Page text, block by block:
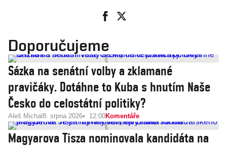
Doporučujeme
Sázka na senátní volby a zklamané
pravičáky. Dotáhne to Kuba s hnutím Naše
Česko do celostátní politiky?
Aleš Michal 8. srpna 2026 12:00Komentáře
Magyarova Tisza nominovala kandidáta na